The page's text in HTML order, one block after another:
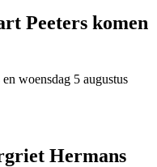
Peeters komen
woensdag 5 augustus
Hermans